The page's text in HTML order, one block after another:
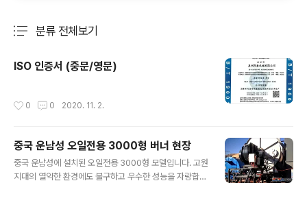
분류 전체보기
ISO 인증서 (중문/영문)
0 0 2020. 11. 2.
중국 운남성 오일전용 3000형 버너 현장
중국 운남성에 설치된 오일전용 3000형 모델입니다. 고원
지대의 열악한 환경에도 불구하고 우수한 성능을 자랑합니